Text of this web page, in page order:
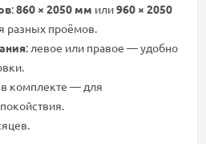
:860 × 2050 мм или960 × 2050
разных проёмов.
: левое или правое — удобно
в комплекте — для